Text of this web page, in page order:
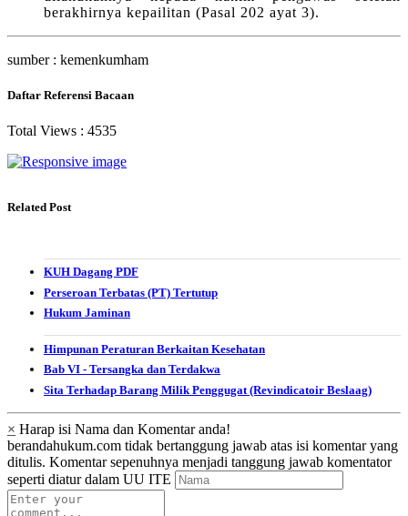
berakhirnya kepailitan (Pasal 202 ayat 3).
sumber : kemenkumham
Daftar Referensi Bacaan
Total Views : 4535
Related Post
KUH Dagang PDF
Perseroan Terbatas (PT) Tertutup
Hukum Jaminan
Himpunan Peraturan Berkaitan Kesehatan
Bab VI - Tersangka dan Terdakwa
Sita Terhadap Barang Milik Penggugat (Revindicatoir Beslaag)
× Harap isi Nama dan Komentar anda!
berandahukum.com tidak bertanggung jawab atas isi komentar yang
ditulis. Komentar sepenuhnya menjadi tanggung jawab komentator
seperti diatur dalam UU ITE